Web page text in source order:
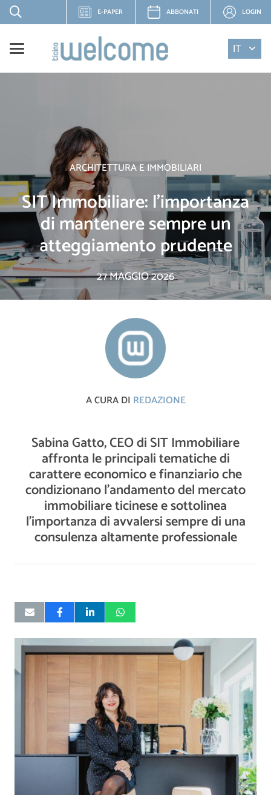
E-PAPER ABBONATI LOGIN
IT
ARCHITETTURA E IMMOBILIARI
SIT Immobiliare: l’importanza
di mantenere sempre un
atteggiamento prudente
27 MAGGIO 2026
A CURA DI REDAZIONE
Sabina Gatto, CEO di SIT Immobiliare
affronta le principali tematiche di
carattere economico e finanziario che
condizionano l’andamento del mercato
immobiliare ticinese e sottolinea
l’importanza di avvalersi sempre di una
consulenza altamente professionale